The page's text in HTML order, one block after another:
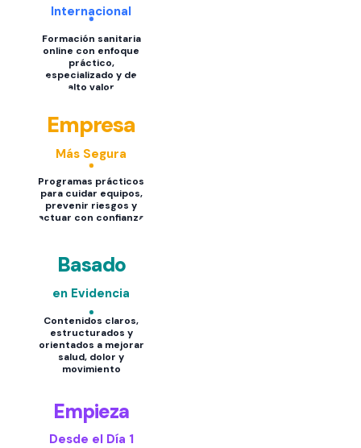
Internacional
Formación sanitaria
online con enfoque
práctico,
especializado y de
alto valor
Empresa
Más Segura
Programas prácticos
para cuidar equipos,
prevenir riesgos y
actuar con confianza
Basado
en Evidencia
Contenidos claros,
estructurados y
orientados a mejorar
salud, dolor y
movimiento
Empieza
Desde el Día 1